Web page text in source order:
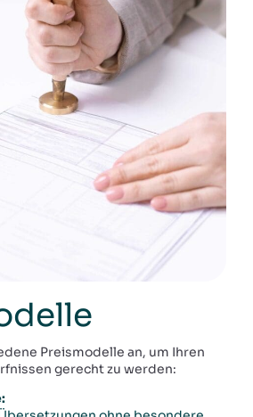
Preismodelle an, um Ihren
gerecht zu werden: